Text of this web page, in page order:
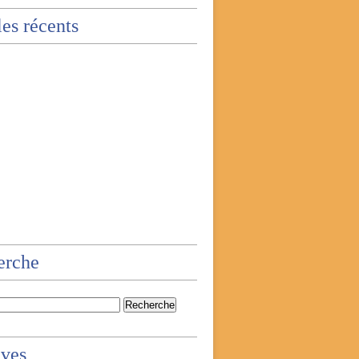
récents